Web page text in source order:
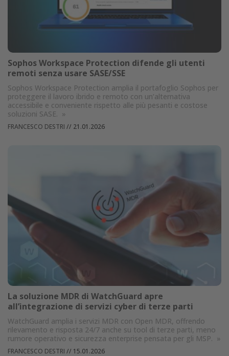
Sophos Workspace Protection difende gli utenti
remoti senza usare SASE/SSE
Sophos Workspace Protection amplia il portafoglio Sophos per
proteggere il lavoro ibrido e remoto con un’alternativa
accessibile e conveniente rispetto alle più pesanti e costose
soluzioni SASE. »
FRANCESCO DESTRI // 21.01.2026
La soluzione MDR di WatchGuard apre
all’integrazione di servizi cyber di terze parti
WatchGuard amplia i servizi MDR con Open MDR, offrendo
rilevamento e risposta 24/7 anche su tool di terze parti, meno
rumore operativo e sicurezza enterprise pensata per gli MSP. »
FRANCESCO DESTRI // 15.01.2026